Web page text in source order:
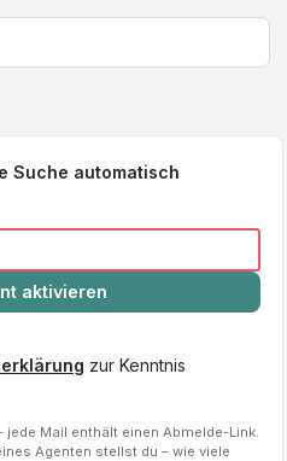
Suche automatisch
aktivieren
zur Kenntnis
Mail enthält einen Abmelde-Link.
Agenten stellst du – wie viele